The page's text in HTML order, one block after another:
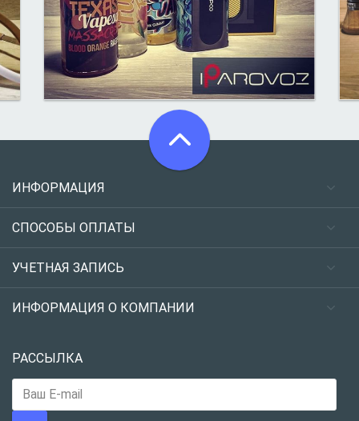
ИНФОРМАЦИЯ
СПОСОБЫ ОПЛАТЫ
УЧЕТНАЯ ЗАПИСЬ
ИНФОРМАЦИЯ О КОМПАНИИ
РАССЫЛКА